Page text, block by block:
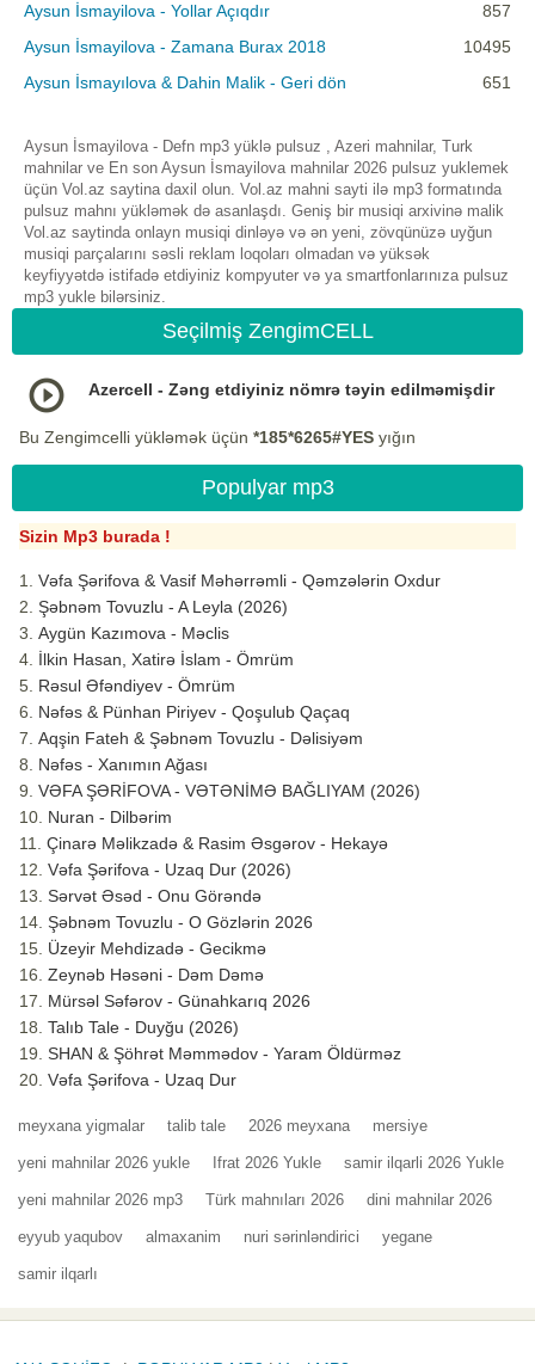
Aysun İsmayilova - Yollar Açıqdır
857
Aysun İsmayilova - Zamana Burax 2018
10495
Aysun İsmayılova & Dahin Malik - Geri dön
651
Aysun İsmayilova - Defn mp3 yüklə pulsuz , Azeri mahnilar, Turk
mahnilar ve En son Aysun İsmayilova mahnilar 2026 pulsuz yuklemek
üçün Vol.az saytina daxil olun. Vol.az mahni sayti ilə mp3 formatında
pulsuz mahnı yükləmək də asanlaşdı. Geniş bir musiqi arxivinə malik
Vol.az saytinda onlayn musiqi dinləyə və ən yeni, zövqünüzə uyğun
musiqi parçalarını səsli reklam loqoları olmadan və yüksək
keyfiyyətdə istifadə etdiyiniz kompyuter və ya smartfonlarınıza pulsuz
mp3 yukle bilərsiniz.
Seçilmiş ZengimCELL
Azercell - Zəng etdiyiniz nömrə təyin edilməmişdir
Bu Zengimcelli yükləmək üçün *185*6265#YES yığın
Populyar mp3
Sizin Mp3 burada !
Vəfa Şərifova & Vasif Məhərrəmli - Qəmzələrin Oxdur
Şəbnəm Tovuzlu - A Leyla (2026)
Aygün Kazımova - Məclis
İlkin Hasan, Xatirə İslam - Ömrüm
Rəsul Əfəndiyev - Ömrüm
Nəfəs & Pünhan Piriyev - Qoşulub Qaçaq
Aqşin Fateh & Şəbnəm Tovuzlu - Dəlisiyəm
Nəfəs - Xanımın Ağası
VƏFA ŞƏRİFOVA - VƏTƏNİMƏ BAĞLIYAM (2026)
Nuran - Dilbərim
Çinarə Məlikzadə & Rasim Əsgərov - Hekayə
Vəfa Şərifova - Uzaq Dur (2026)
Sərvət Əsəd - Onu Görəndə
Şəbnəm Tovuzlu - O Gözlərin 2026
Üzeyir Mehdizadə - Gecikmə
Zeynəb Həsəni - Dəm Dəmə
Mürsəl Səfərov - Günahkarıq 2026
Talıb Tale - Duyğu (2026)
SHAN & Şöhrət Məmmədov - Yaram Öldürməz
Vəfa Şərifova - Uzaq Dur
meyxana yigmalar talib tale 2026 meyxana mersiye
yeni mahnilar 2026 yukle Ifrat 2026 Yukle samir ilqarli 2026 Yukle
yeni mahnilar 2026 mp3 Türk mahnıları 2026 dini mahnilar 2026
eyyub yaqubov almaxanim nuri sərinləndirici yegane
samir ilqarlı